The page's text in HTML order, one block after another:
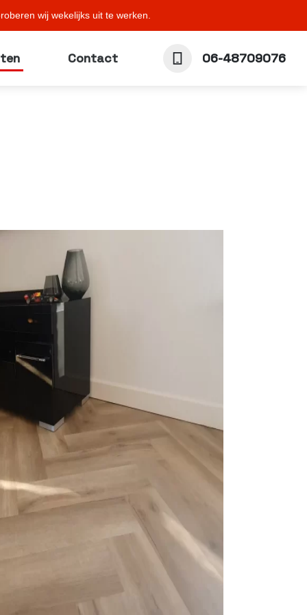
wij wekelijks uit te werken.
Contact 06-48709076